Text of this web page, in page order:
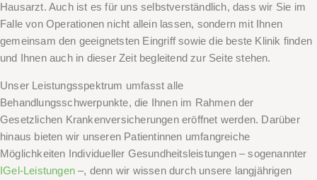
Hausarzt. Auch ist es für uns selbstverständlich, dass wir Sie im
Falle von Operationen nicht allein lassen, sondern mit Ihnen
gemeinsam den geeignetsten Eingriff sowie die beste Klinik finden
und Ihnen auch in dieser Zeit begleitend zur Seite stehen.
Unser Leistungsspektrum umfasst alle
Behandlungsschwerpunkte, die Ihnen im Rahmen der
Gesetzlichen Krankenversicherungen eröffnet werden. Darüber
hinaus bieten wir unseren Patientinnen umfangreiche
Möglichkeiten Individueller Gesundheitsleistungen – sogenannter
IGel-Leistungen –, denn wir wissen durch unsere langjährigen